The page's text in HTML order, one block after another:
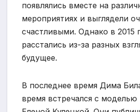
появлялись вместе на
мероприятиях и выглядели
счастливыми. Однако в 2015
расстались из-за разных
будущее.
В последнее время Дима
время встречался с моделью